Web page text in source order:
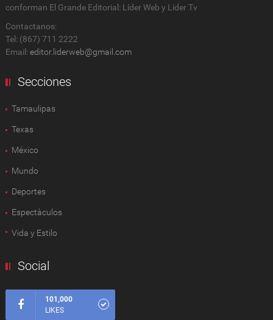
conforman El Grande Editorial: Líder Web y Líder Tv
Contactanos:
Tel: (867) 711 2222
Email: editor.liderweb@gmail.com
Secciones
Tamaulipas
Texas
México
Mundo
Deportes
Espectàculos
Vida y Estilo
Social
101,000
LIKES